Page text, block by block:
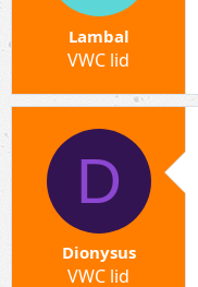
Lambal
VWC lid
D
Dionysus
VWC lid